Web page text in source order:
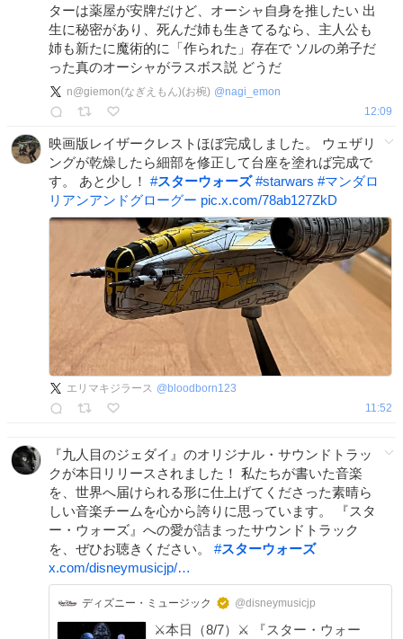
ターは薬屋が安牌だけど、オーシャ自身を推したい 出
生に秘密があり、死んだ姉も生きてるなら、主人公も
姉も新たに魔術的に「作られた」存在で ソルの弟子だ
った真のオーシャがラスボス説 どうだ
n@giemon(なぎえもん)(お椀) @nagi_emon
12:09
映画版レイザークレストほぼ完成しました。 ウェザリ
ングが乾燥したら細部を修正して台座を塗れば完成で
す。 あと少し！ #スターウォーズ #starwars #マンダロ
リアンアンドグローグー pic.x.com/78ab127ZkD
エリマキジラース @bloodborn123
11:52
『九人目のジェダイ』のオリジナル・サウンドトラッ
クが本日リリースされました！ 私たちが書いた音楽
を、世界へ届けられる形に仕上げてくださった素晴ら
しい音楽チームを心から誇りに思っています。 『スタ
ー・ウォーズ』への愛が詰まったサウンドトラック
を、ぜひお聴きください。 #スターウォーズ
x.com/disneymusicjp/…
ディズニー・ミュージック @disneymusicjp
⚔️本日（8/7）⚔️ 『スター・ウォー